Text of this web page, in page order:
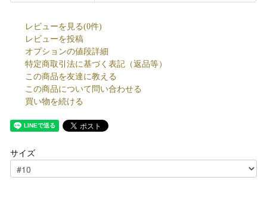
レビューを見る(0件)
レビューを投稿
オプションの値段詳細
特定商取引法に基づく表記（返品等）
この商品を友達に教える
この商品について問い合わせる
買い物を続ける
サイズ